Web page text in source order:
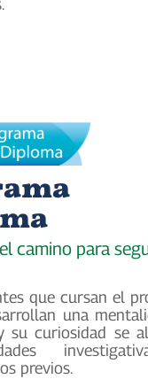
camino para
que cursan el
una
su curiosidad se
previos.